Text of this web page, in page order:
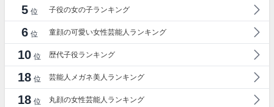
5 位 子役の女の子ランキング
6 位 童顔の可愛い女性芸能人ランキング
10 位 歴代子役ランキング
18 位 芸能人メガネ美人ランキング
18 位 丸顔の女性芸能人ランキング